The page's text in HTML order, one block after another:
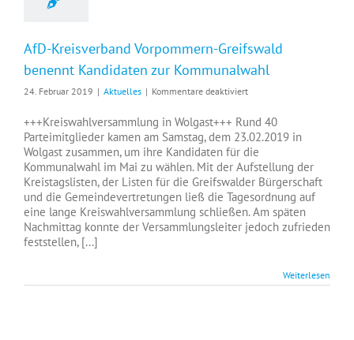
AfD-Kreisverband Vorpommern-Greifswald
benennt Kandidaten zur Kommunalwahl
24. Februar 2019 | Aktuelles | Kommentare deaktiviertfür
Kreisverband
Vorpommern-
Greifswald
benennt
Kandidaten
zur
Kommunalwahl
+++Kreiswahlversammlung in Wolgast+++ Rund 40
Parteimitglieder kamen am Samstag, dem 23.02.2019 in
Wolgast zusammen, um ihre Kandidaten für die
Kommunalwahl im Mai zu wählen. Mit der Aufstellung der
Kreistagslisten, der Listen für die Greifswalder Bürgerschaft
und die Gemeindevertretungen ließ die Tagesordnung auf
eine lange Kreiswahlversammlung schließen. Am späten
Nachmittag konnte der Versammlungsleiter jedoch zufrieden
feststellen, [...]
Weiterlesen